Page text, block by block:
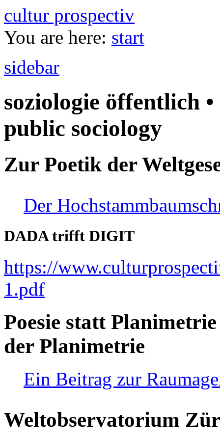
cultur prospectiv
You are here: start
sidebar
soziologie öffentlich
public sociology
Zur Poetik der
Der
DADA trifft DIGIT
https://
1.pdf
Poesie statt
der Planimetrie
Ein Beitrag zur
Weltobservatorium